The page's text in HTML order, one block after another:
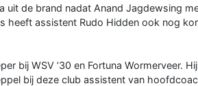
uit de brand nadat Anand Jagdewsing
heeft assistent Rudo Hidden ook nog
bij WSV ’30 en Fortuna Wormerveer.
bij deze club assistent van